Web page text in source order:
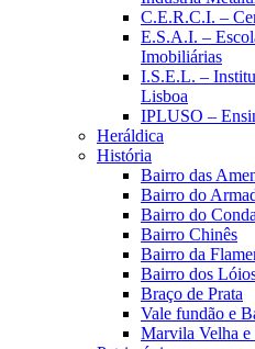
C.E.R.C.I. –
E.S.A.I. –
Imobiliárias
I.S.E.L. –
Lisboa
IPLUSO –
Heráldica
História
Bairro das
Bairro do
Bairro do
Bairro Chinês
Bairro da
Bairro dos
Braço de Prata
Vale fundão e
Marvila Velha